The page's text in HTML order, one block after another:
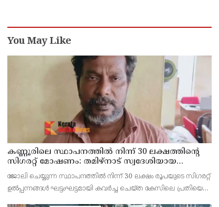
You May Like
കണ്ണൂരിലെ സ്ഥാപനത്തിൽ നിന്ന് 30 ലക്ഷത്തിന്റെ
സിഗരറ്റ് മോഷണം: തമിഴ്‌നാട് സ്വദേശിയായ
സെയിൽസ്മാൻ തെങ്കാശിയിൽ പിടിയിൽ
ജോലി ചെയ്യുന്ന സ്ഥാപനത്തിൽ നിന്ന് 30 ലക്ഷം രൂപയുടെ സിഗരറ്റ്
ഉൽപ്പന്നങ്ങൾ ഘട്ടംഘട്ടമായി കവർച്ച ചെയ്ത കേസിലെ പ്രതിയെ